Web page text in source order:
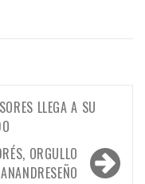
LLEGA A SU
ORGULLO